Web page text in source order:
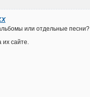
или отдельные песни?
сайте.